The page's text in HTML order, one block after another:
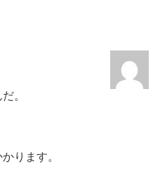
。
ります。